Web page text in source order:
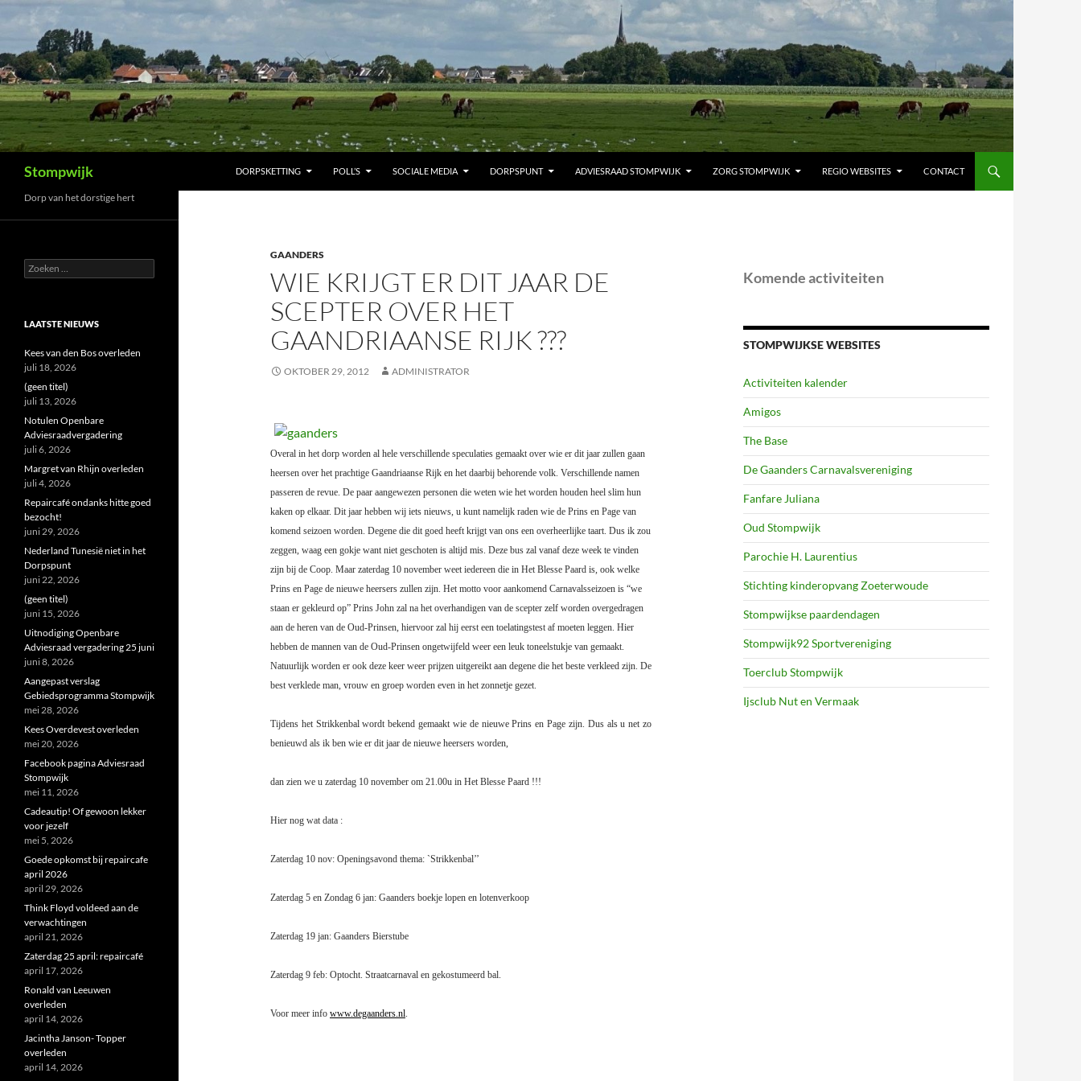
naar
inhoud
Stompwijk DORPSKETTING POLL’S SOCIALE MEDIA DORPSPUNT ADVIESRAAD STOMPWIJK ZORG STOMPWIJK REGIO WEBSITES CONTACT
GAANDERS
WIE KRIJGT ER DIT JAAR DE
SCEPTER OVER HET
GAANDRIAANSE RIJK ???
OKTOBER 29, 2012 ADMINISTRATOR
Overal in het dorp worden al hele verschillende speculaties gemaakt over wie er dit jaar zullen gaan
heersen over het prachtige Gaandriaanse Rijk en het daarbij behorende volk. Verschillende namen
passeren de revue. De paar aangewezen personen die weten wie het worden houden heel slim hun
kaken op elkaar. Dit jaar hebben wij iets nieuws, u kunt namelijk raden wie de Prins en Page van
komend seizoen worden. Degene die dit goed heeft krijgt van ons een overheerlijke taart. Dus ik zou
zeggen, waag een gokje want niet geschoten is altijd mis. Deze bus zal vanaf deze week te vinden
zijn bij de Coop. Maar zaterdag 10 november weet iedereen die in Het Blesse Paard is, ook welke
Prins en Page de nieuwe heersers zullen zijn. Het motto voor aankomend Carnavalsseizoen is “we
staan er gekleurd op” Prins John zal na het overhandigen van de scepter zelf worden overgedragen
aan de heren van de Oud-Prinsen, hiervoor zal hij eerst een toelatingstest af moeten leggen. Hier
hebben de mannen van de Oud-Prinsen ongetwijfeld weer een leuk toneelstukje van gemaakt.
Natuurlijk worden er ook deze keer weer prijzen uitgereikt aan degene die het beste verkleed zijn. De
best verklede man, vrouw en groep worden even in het zonnetje gezet.
Tijdens het Strikkenbal wordt bekend gemaakt wie de nieuwe Prins en Page zijn. Dus als u net zo
benieuwd als ik ben wie er dit jaar de nieuwe heersers worden,
dan zien we u zaterdag 10 november om 21.00u in Het Blesse Paard !!!
Hier nog wat data :
Zaterdag 10 nov: Openingsavond thema: `Strikkenbal’’
Zaterdag 5 en Zondag 6 jan: Gaanders boekje lopen en lotenverkoop
Zaterdag 19 jan: Gaanders Bierstube
Zaterdag 9 feb: Optocht. Straatcarnaval en gekostumeerd bal.
Voor meer info www.degaanders.nl
Komende activiteiten
STOMPWIJKSE WEBSITES
Activiteiten kalender
Amigos
The Base
De Gaanders Carnavalsvereniging
Fanfare Juliana
Oud Stompwijk
Parochie H. Laurentius
Stichting kinderopvang Zoeterwoude
Stompwijkse paardendagen
Stompwijk92 Sportvereniging
Toerclub Stompwijk
Ijsclub Nut en Vermaak
Dorp van het dorstige hert
Zoeken
naar:
LAATSTE NIEUWS
Kees van den Bos overleden
juli 18, 2026
(geen titel)
juli 13, 2026
Notulen Openbare
Adviesraadvergadering
juli 6, 2026
Margret van Rhijn overleden
juli 4, 2026
Repaircafé ondanks hitte goed
bezocht!
juni 29, 2026
Nederland Tunesië niet in het
Dorpspunt
juni 22, 2026
(geen titel)
juni 15, 2026
Uitnodiging Openbare
Adviesraad vergadering 25 juni
juni 8, 2026
Aangepast verslag
Gebiedsprogramma Stompwijk
mei 28, 2026
Kees Overdevest overleden
mei 20, 2026
Facebook pagina Adviesraad
Stompwijk
mei 11, 2026
Cadeautip! Of gewoon lekker
voor jezelf
mei 5, 2026
Goede opkomst bij repaircafe
april 2026
april 29, 2026
Think Floyd voldeed aan de
verwachtingen
april 21, 2026
Zaterdag 25 april: repaircafé
april 17, 2026
Ronald van Leeuwen
overleden
april 14, 2026
Jacintha Janson- Topper
overleden
april 14, 2026